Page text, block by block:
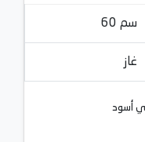
60 سم
غاز